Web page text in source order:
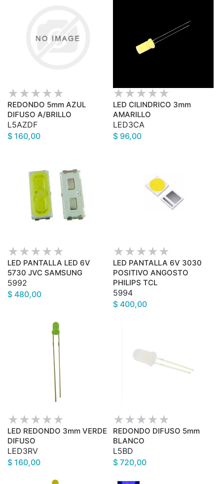
REDONDO 5mm AZUL
DIFUSO A/BRILLO
L5AZDF
$ 160,00
LED CILINDRICO 3mm
AMARILLO
LED3CA
$ 96,00
LED PANTALLA LED 6V
5730 JVC SAMSUNG
5992
$ 480,00
LED PANTALLA 6V 3030
POSITIVO ANGOSTO
PHILIPS TCL
5994
$ 400,00
LED REDONDO 3mm VERDE
DIFUSO
LED3RV
$ 160,00
REDONDO DIFUSO 5mm
BLANCO
L5BD
$ 720,00